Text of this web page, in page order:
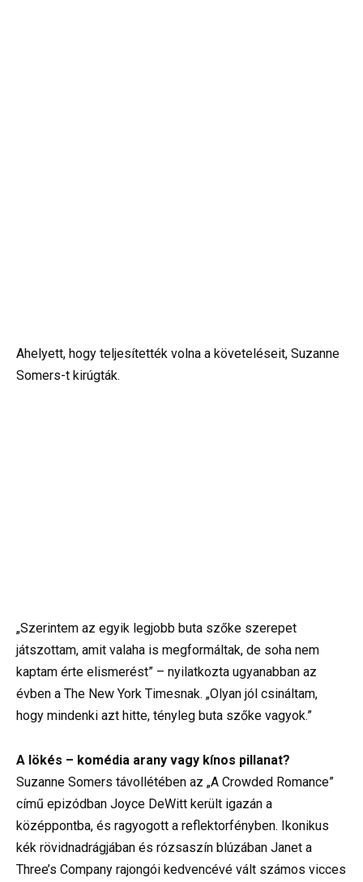
Ahelyett, hogy teljesítették volna a követeléseit, Suzanne
Somers-t kirúgták.
„Szerintem az egyik legjobb buta szőke szerepet
játszottam, amit valaha is megformáltak, de soha nem
kaptam érte elismerést” – nyilatkozta ugyanabban az
évben a The New York Timesnak. „Olyan jól csináltam,
hogy mindenki azt hitte, tényleg buta szőke vagyok.”
A lökés – komédia arany vagy kínos pillanat?
Suzanne Somers távollétében az „A Crowded Romance”
című epizódban Joyce DeWitt került igazán a
középpontba, és ragyogott a reflektorfényben. Ikonikus
kék rövidnadrágjában és rózsaszín blúzában Janet a
Three’s Company rajongói kedvencévé vált számos vicces